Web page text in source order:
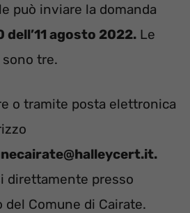
può inviare la domanda
dell’11 agosto 2022. Le
tre.
o tramite posta elettronica
direttamente presso
del Comune di Cairate.